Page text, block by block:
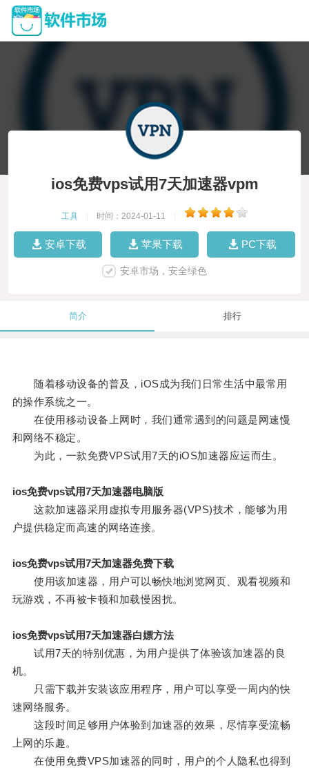
ios免费vps试用7天加速器vpm
工具 时间：2024-01-11
安卓下载 苹果下载 PC下载
安卓市场，安全绿色
简介 排行
随着移动设备的普及，iOS成为我们日常生活中最常用
的操作系统之一。
在使用移动设备上网时，我们通常遇到的问题是网速慢
和网络不稳定。
为此，一款免费VPS试用7天的iOS加速器应运而生。
ios免费vps试用7天加速器电脑版
这款加速器采用虚拟专用服务器(VPS)技术，能够为用
户提供稳定而高速的网络连接。
ios免费vps试用7天加速器免费下载
使用该加速器，用户可以畅快地浏览网页、观看视频和
玩游戏，不再被卡顿和加载慢困扰。
ios免费vps试用7天加速器白嫖方法
试用7天的特别优惠，为用户提供了体验该加速器的良
机。
只需下载并安装该应用程序，用户可以享受一周内的快
速网络服务。
这段时间足够用户体验到加速器的效果，尽情享受流畅
上网的乐趣。
在使用免费VPS加速器的同时，用户的个人隐私也得到